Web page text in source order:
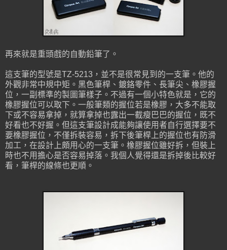
再來就是重頭戲的自動鉛筆了。
這支筆的型號是TZ-5213，並不是很常見到的一支筆。他的
外觀非常中規中矩。黑色筆桿、鍍鉻零件、長筆尖、橡膠握
位，一副標準的製圖筆樣子。不過有一個小特色就是，它的
橡膠握位可以取下。一般筆類的握位若是橡膠，大多不能取
下或不容易拿掉，就算拿掉也露出一截瘦巴巴的握位，既不
好看也不好握。但這支筆設計成能夠讓使用者自行選擇要不
要橡膠握位，不僅拆裝容易，拆下後筆桿上的握位也有防滑
加工，在設計上頗用心的一支筆。橡膠握位雖好拆，但裝上
時也不用擔心是否容易掉落。我個人覺得還是拆掉後比較好
看，筆桿的線條也更順。